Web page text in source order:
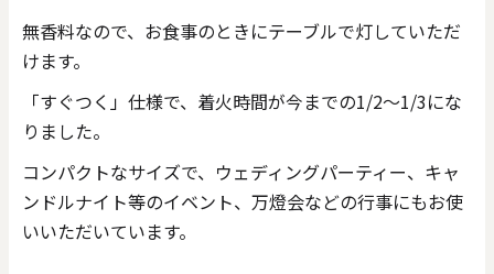
無香料なので、お食事のときにテーブルで灯していただ
けます。
「すぐつく」仕様で、着火時間が今までの1/2～1/3にな
りました。
コンパクトなサイズで、ウェディングパーティー、キャ
ンドルナイト等のイベント、万燈会などの行事にもお使
いいただいています。